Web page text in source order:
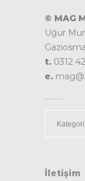
© MAG
Uğur
t. 0312
e.
İletişim